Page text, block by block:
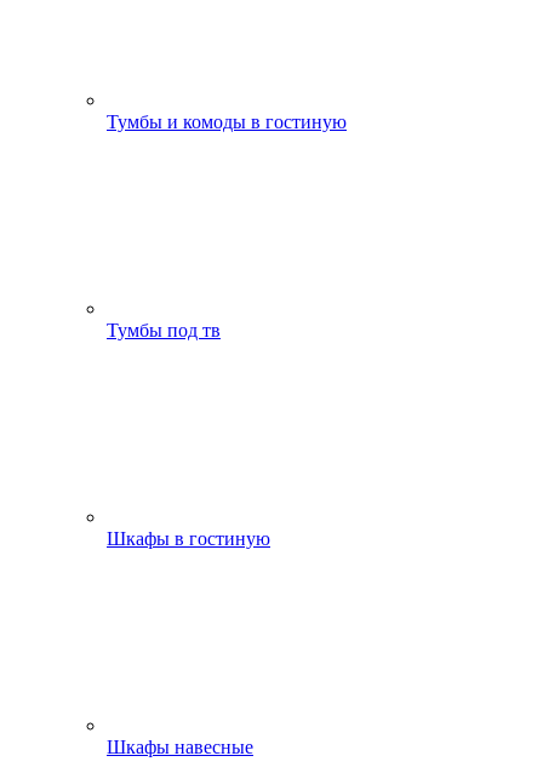
Тумбы и комоды в гостиную
Тумбы под тв
Шкафы в гостиную
Шкафы навесные